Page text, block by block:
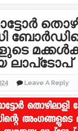
ലാപ്‌ടോപ്
Leave A Reply